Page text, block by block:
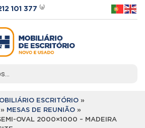
101 377 ⁽ᵃ⁾
ESCRITÓRIO »
» MESAS DE REUNIÃO »
OVAL 2000×1000 – MADEIRA